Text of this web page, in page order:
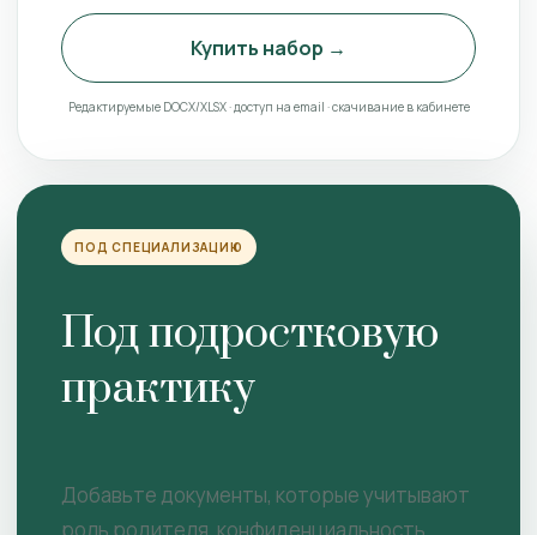
Купить набор →
Редактируемые DOCX/XLSX · доступ на email · скачивание в кабинете
ПОД СПЕЦИАЛИЗАЦИЮ
Под подростковую
практику
Добавьте документы, которые учитывают